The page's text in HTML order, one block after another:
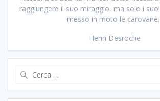
raggiungere il suo miraggio, ma solo i
messo in moto le
Henri Desroche